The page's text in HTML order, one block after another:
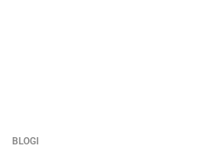
BLOGI